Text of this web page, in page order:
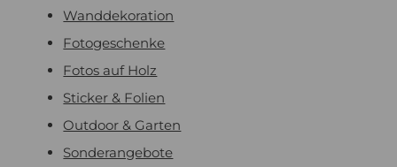
Wanddekoration
Fotogeschenke
Fotos auf Holz
Sticker & Folien
Outdoor & Garten
Sonderangebote